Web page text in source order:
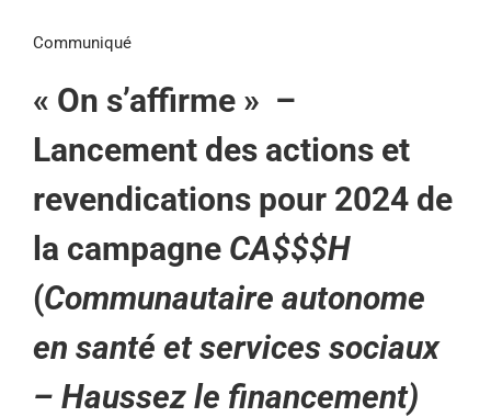
Communiqué
« On s’affirme » –
Lancement des actions et
revendications pour 2024 de
la campagne CA$$$H
(Communautaire autonome
en santé et services sociaux
– Haussez le financement)